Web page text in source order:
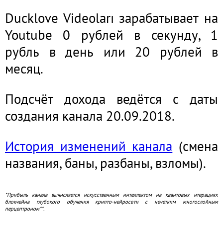
Ducklove Videoları зарабатывает на
Youtube 0 рублей в секунду, 1
рубль в день или 20 рублей в
месяц.
Подсчёт дохода ведётся с даты
создания канала 20.09.2018.
История изменений канала (смена
названия, баны, разбаны, взломы).
*Прибыль канала вычисляется искусственным интеллектом на квантовых итерациях
блокчейна глубокого обучения крипто-нейросети с нечётким многослойным
перцептроном**.